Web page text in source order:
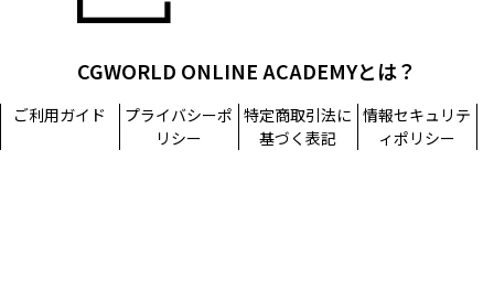
CGWORLD ONLINE ACADEMYとは？
ご利用ガイド
プライバシーポ
リシー
特定商取引法に
基づく表記
情報セキュリテ
ィポリシー